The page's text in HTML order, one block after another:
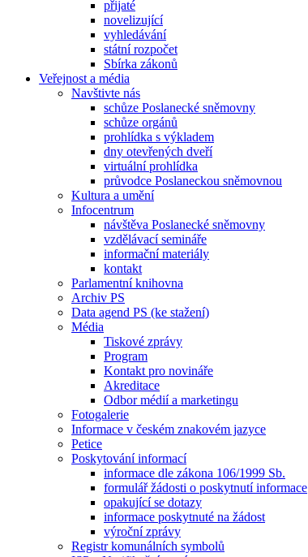
přijaté
novelizující
vyhledávání
státní rozpočet
Sbírka zákonů
Veřejnost a média
Navštivte nás
schůze Poslanecké sněmovny
schůze orgánů
prohlídka s výkladem
dny otevřených dveří
virtuální prohlídka
průvodce Poslaneckou sněmovnou
Kultura a umění
Infocentrum
návštěva Poslanecké sněmovny
vzdělávací semináře
informační materiály
kontakt
Parlamentní knihovna
Archiv PS
Data agend PS (ke stažení)
Média
Tiskové zprávy
Program
Kontakt pro novináře
Akreditace
Odbor médií a marketingu
Fotogalerie
Informace v českém znakovém jazyce
Petice
Poskytování informací
informace dle zákona 106/1999 Sb.
formulář žádosti o poskytnutí informace
opakující se dotazy
informace poskytnuté na žádost
výroční zprávy
Registr komunálních symbolů